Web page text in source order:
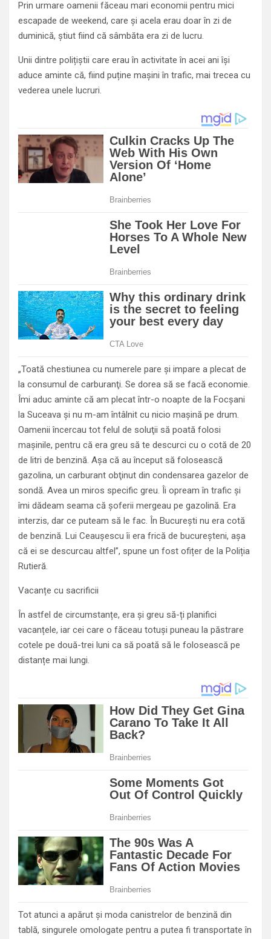
Prin urmare oamenii făceau mari economii pentru mici
escapade de weekend, care și acela erau doar în zi de
duminică, știut fiind că sâmbăta era zi de lucru.
Unii dintre polițiștii care erau în activitate în acei ani își
aduce aminte că, fiind puține mașini în trafic, mai trecea cu
vederea unele lucruri.
„Toată chestiunea cu numerele pare şi impare a plecat de
la consumul de carburanţi. Se dorea să se facă economie.
Îmi aduc aminte că am plecat într-o noapte de la Focşani
la Suceava şi nu m-am întâlnit cu nicio maşină pe drum.
Oamenii încercau tot felul de soluţii să poată folosi
maşinile, pentru că era greu să te descurci cu o cotă de 20
de litri de benzină. Aşa că au început să folosească
gazolina, un carburant obţinut din condensarea gazelor de
sondă. Avea un miros specific greu. Îi opream în trafic şi
îmi dădeam seama că şoferii mergeau pe gazolină. Era
interzis, dar ce puteam să le fac. În Bucureşti nu era cotă
de benzină. Lui Ceauşescu îi era frică de bucureşteni, aşa
că ei se descurcau altfel”, spune un fost ofițer de la Poliția
Rutieră.
Vacanțe cu sacrificii
În astfel de circumstanțe, era și greu să-ți planifici
vacanțele, iar cei care o făceau totuși puneau la păstrare
cotele pe două-trei luni ca să poată să le folosească pe
distanțe mai lungi.
Tot atunci a apărut și moda canistrelor de benzină din
tablă, singurele omologate pentru a putea fi transportate în